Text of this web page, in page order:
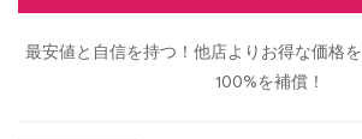
最安値と自信を持つ！他店よりお得な価格
100%を補償！